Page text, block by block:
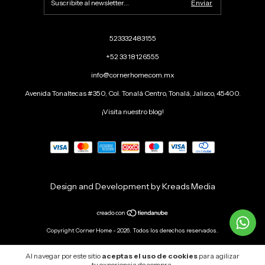
Al navegar por este sitio aceptas el uso de cookies para agilizar
523332483155
+52 33 18126555
info@cornerhome.com.mx
Avenida Tonaltecas #350, Col. Tonalá Centro, Tonalá, Jalisco, 45400.
¡Visita nuestro blog!
Design and Development by Kreads Media
Copyright Corner Home - 2026. Todos los derechos reservados.